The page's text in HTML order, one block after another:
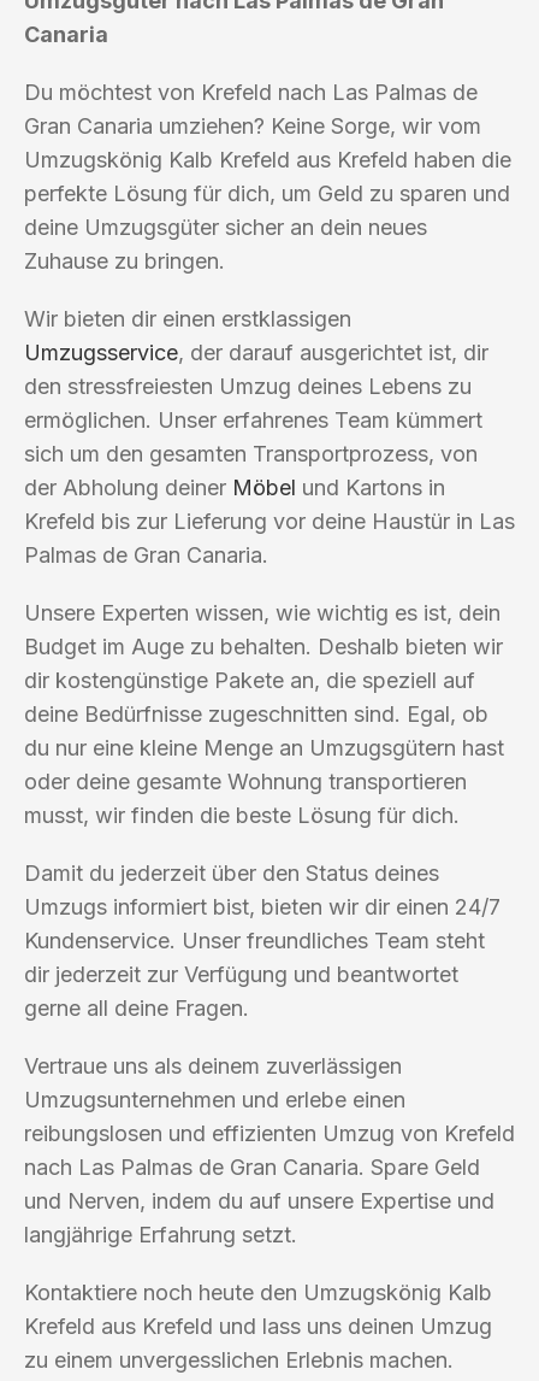
Canaria
Du möchtest von Krefeld nach Las Palmas de
Gran Canaria umziehen? Keine Sorge, wir vom
Umzugskönig Kalb Krefeld aus Krefeld haben die
perfekte Lösung für dich, um Geld zu sparen und
deine Umzugsgüter sicher an dein neues
Zuhause zu bringen.
Wir bieten dir einen erstklassigen
Umzugsservice, der darauf ausgerichtet ist, dir
den stressfreiesten Umzug deines Lebens zu
ermöglichen. Unser erfahrenes Team kümmert
sich um den gesamten Transportprozess, von
der Abholung deiner Möbel und Kartons in
Krefeld bis zur Lieferung vor deine Haustür in Las
Palmas de Gran Canaria.
Unsere Experten wissen, wie wichtig es ist, dein
Budget im Auge zu behalten. Deshalb bieten wir
dir kostengünstige Pakete an, die speziell auf
deine Bedürfnisse zugeschnitten sind. Egal, ob
du nur eine kleine Menge an Umzugsgütern hast
oder deine gesamte Wohnung transportieren
musst, wir finden die beste Lösung für dich.
Damit du jederzeit über den Status deines
Umzugs informiert bist, bieten wir dir einen 24/7
Kundenservice. Unser freundliches Team steht
dir jederzeit zur Verfügung und beantwortet
gerne all deine Fragen.
Vertraue uns als deinem zuverlässigen
Umzugsunternehmen und erlebe einen
reibungslosen und effizienten Umzug von Krefeld
nach Las Palmas de Gran Canaria. Spare Geld
und Nerven, indem du auf unsere Expertise und
langjährige Erfahrung setzt.
Kontaktiere noch heute den Umzugskönig Kalb
Krefeld aus Krefeld und lass uns deinen Umzug
zu einem unvergesslichen Erlebnis machen.